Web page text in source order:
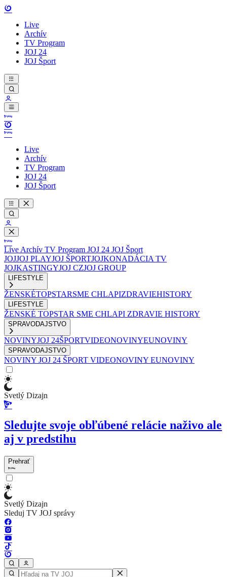
Live
Archív
TV Program
JOJ 24
JOJ Šport
Live
Archív
TV Program
JOJ 24
JOJ Šport
Live Archív TV Program JOJ 24 JOJ Šport
JOJJOJ PLAYJOJ ŠPORTJOJKONADÁCIA TV
JOJKASTINGYJOJ CZJOJ GROUP
LIFESTYLE
ŽENSKÉTOPSTARSME CHLAPIZDRAVIEHISTORY
LIFESTYLE
ŽENSKÉ TOPSTAR SME CHLAPI ZDRAVIE HISTORY
SPRAVODAJSTVO
NOVINYJOJ 24ŠPORTVIDEONOVINYEUNOVINY
SPRAVODAJSTVO
NOVINY JOJ 24 ŠPORT VIDEONOVINY EUNOVINY
Svetlý Dizajn
Sledujte svoje obľúbené relácie naživo ale
aj v predstihu
Prehrať
Svetlý Dizajn
Sleduj TV JOJ správy